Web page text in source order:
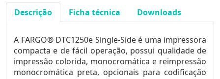
Descrição Ficha técnica Downloads
A FARGO® DTC1250e Single-Side é uma impressora
compacta e de fácil operação, possui qualidade de
impressão colorida, monocromática e reimpressão
monocromática preta, opcionais para codificação